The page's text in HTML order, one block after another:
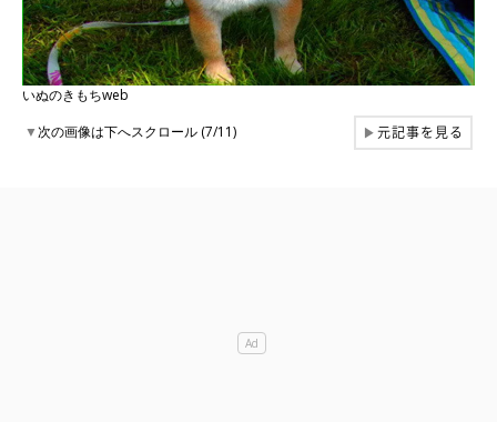
いぬのきもちweb
▼次の画像は下へスクロール (7/11) ▶元記事を見る